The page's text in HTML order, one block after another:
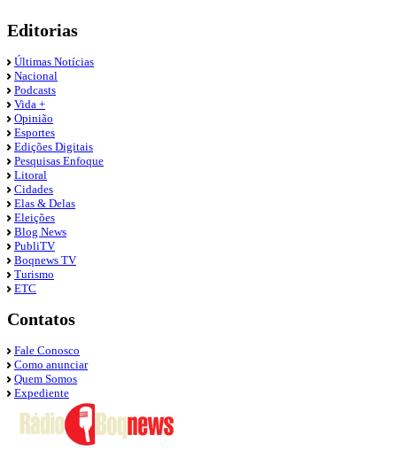
Editorias
Últimas Notícias
Nacional
Podcasts
Vida +
Opinião
Esportes
Edições Digitais
Pesquisas Enfoque
Litoral
Cidades
Elas & Delas
Eleições
Blog News
PubliTV
Boqnews TV
Turismo
ETC
Contatos
Fale Conosco
Como anunciar
Quem Somos
Expediente